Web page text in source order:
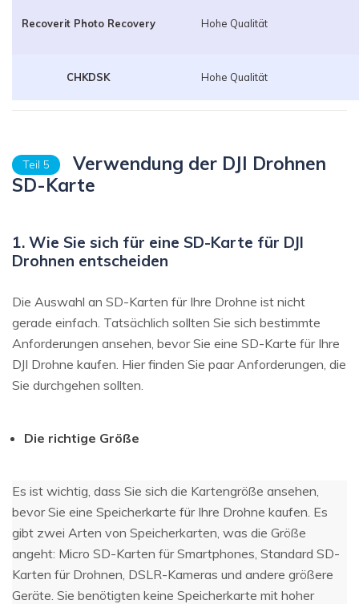
Recoverit Photo Recovery Hohe Qualität
CHKDSK Hohe Qualität
Teil 5
Verwendung der DJI Drohnen
SD-Karte
1. Wie Sie sich für eine SD-Karte für DJI
Drohnen entscheiden
Die Auswahl an SD-Karten für Ihre Drohne ist nicht
gerade einfach. Tatsächlich sollten Sie sich bestimmte
Anforderungen ansehen, bevor Sie eine SD-Karte für Ihre
DJI Drohne kaufen. Hier finden Sie paar Anforderungen, die
Sie durchgehen sollten.
Die richtige Größe
Es ist wichtig, dass Sie sich die Kartengröße ansehen,
bevor Sie eine Speicherkarte für Ihre Drohne kaufen. Es
gibt zwei Arten von Speicherkarten, was die Größe
angeht: Micro SD-Karten für Smartphones, Standard SD-
Karten für Drohnen, DSLR-Kameras und andere größere
Geräte. Sie benötigten keine Speicherkarte mit hoher